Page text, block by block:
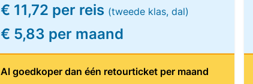
€ 11,72 per reis (tweede klas, dal)
€ 5,83 per maand
Al goedkoper dan één retourticket per maand